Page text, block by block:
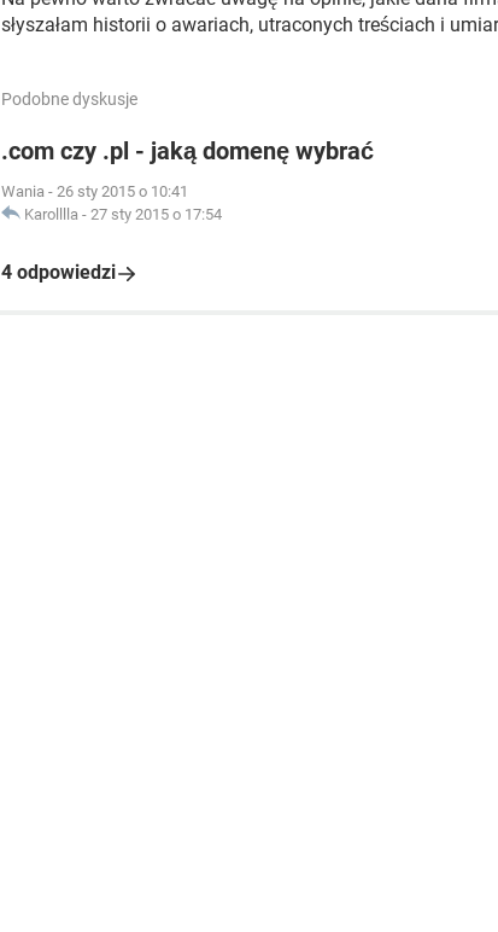
słyszałam historii o awariach, utraconych treściach i
Podobne dyskusje
.com czy .pl - jaką domenę wybrać
Wania - 26 sty 2015 o 10:41
Karolllla - 27 sty 2015 o 17:54
4 odpowiedzi